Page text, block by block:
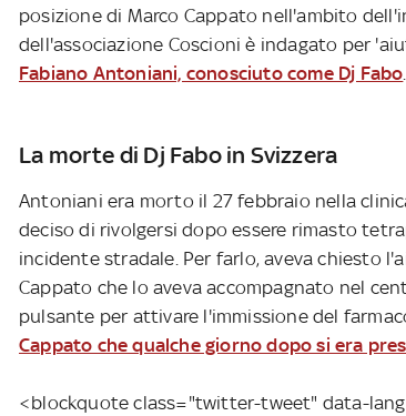
posizione di Marco Cappato nell'ambito
dell'associazione Coscioni è indagato per
Fabiano Antoniani, conosciuto come Dj Fabo.
La morte di Dj Fabo in Svizzera
Antoniani era morto il 27 febbraio nella
deciso di rivolgersi dopo essere rimasto
incidente stradale. Per farlo, aveva chiesto
Cappato che lo aveva accompagnato nel
pulsante per attivare l'immissione del
Cappato che qualche giorno dopo si era
<blockquote class="twitter-tweet" data-